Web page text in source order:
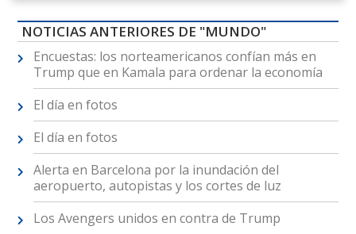
NOTICIAS ANTERIORES DE "MUNDO"
Encuestas: los norteamericanos confían más en
Trump que en Kamala para ordenar la economía
El día en fotos
El día en fotos
Alerta en Barcelona por la inundación del
aeropuerto, autopistas y los cortes de luz
Los Avengers unidos en contra de Trump